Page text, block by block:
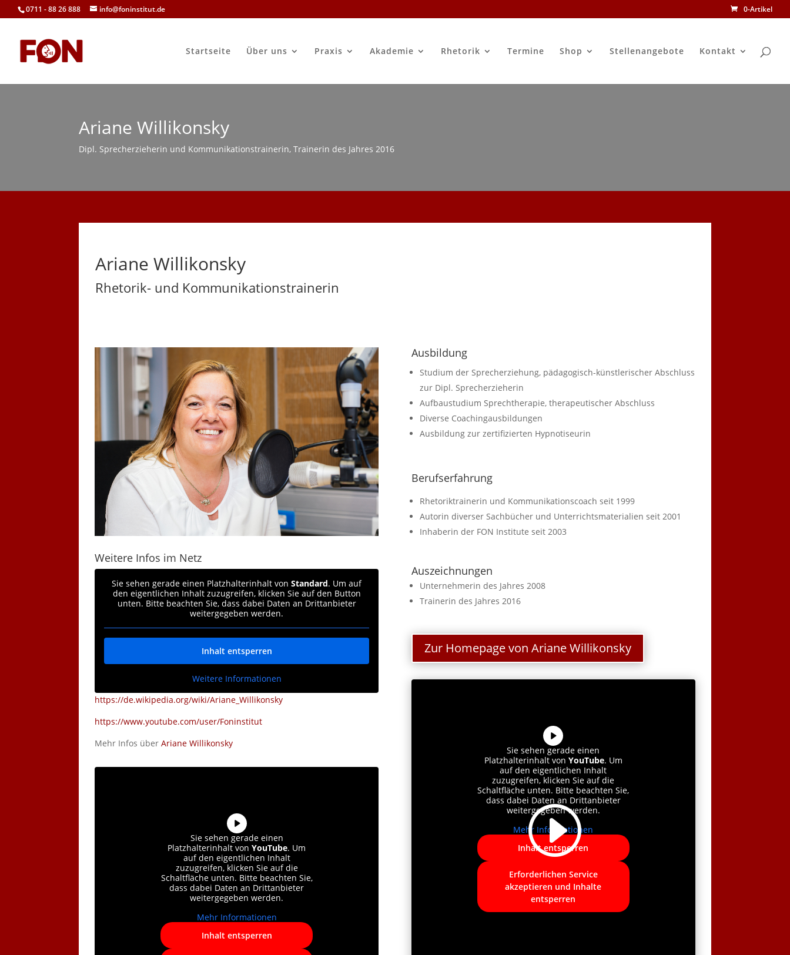
0711 - 88 26 888 info@foninstitut.de 0-Artikel
Startseite Über uns Praxis Akademie Rhetorik Termine Shop Stellenangebote Kontakt
Ariane Willikonsky
Dipl. Sprecherzieherin und Kommunikationstrainerin, Trainerin des Jahres 2016
Ariane Willikonsky
Rhetorik- und Kommunikationstrainerin
Weitere Infos im Netz
Sie sehen gerade einen Platzhalterinhalt vonStandard. Um auf
den eigentlichen Inhalt zuzugreifen, klicken Sie auf den Button
unten. Bitte beachten Sie, dass dabei Daten an Drittanbieter
weitergegeben werden.
Inhalt entsperren
Weitere Informationen
https://de.wikipedia.org/wiki/Ariane_Willikonsky
https://www.youtube.com/user/Foninstitut
Mehr Infos überAriane Willikonsky
Sie sehen gerade einen
Platzhalterinhalt vonYouTube. Um
auf den eigentlichen Inhalt
zuzugreifen, klicken Sie auf die
Schaltfläche unten. Bitte beachten Sie,
dass dabei Daten an Drittanbieter
weitergegeben werden.
Mehr Informationen
Inhalt entsperren
Ausbildung
Studium der Sprecherziehung, pädagogisch-künstlerischer Abschluss
zur Dipl. Sprecherzieherin
Aufbaustudium Sprechtherapie, therapeutischer Abschluss
Diverse Coachingausbildungen
Ausbildung zur zertifizierten Hypnotiseurin
Berufserfahrung
Rhetoriktrainerin und Kommunikationscoach seit 1999
Autorin diverser Sachbücher und Unterrichtsmaterialien seit 2001
Inhaberin der FON Institute seit 2003
Auszeichnungen
Unternehmerin des Jahres 2008
Trainerin des Jahres 2016
Zur Homepage von Ariane Willikonsky
Sie sehen gerade einen
Platzhalterinhalt von YouTube. Um
auf den eigentlichen Inhalt
zuzugreifen, klicken Sie auf die
Schaltfläche unten. Bitte beachten Sie,
dass dabei Daten an Drittanbieter
weitergegeben werden.
Mehr Informationen
Inhalt entsperren
Erforderlichen Service
akzeptieren und Inhalte
entsperren